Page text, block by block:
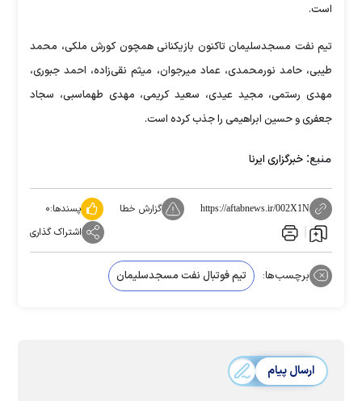
است.
تیم نفت مسجدسلیمان تاکنون بازیکنانی همچون کورش ملکی، محمد
طیبی، حامد نورمحمدی، عماد میرجوان، میثم نقی‌زاده، احمد جبوری،
مهدی رستمی، مجید عیدی، سعید کریمی، مهدی طهماسبی، سجاد
جعفری و حسین ابراهیمی را جذب کرده است.
منبع: خبرگزاری ایرنا
https://aftabnews.ir/002X1N گزارش خطا پسندها:۰
اشتراک گذاری
برچسب‌ها: تیم فوتبال نفت مسجدسلیمان
ارسال پیام